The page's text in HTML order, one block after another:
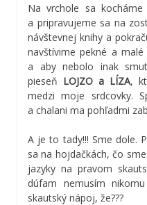
Na vrchole sa
a pripravujeme sa na
návštevnej knihy a
navštívime pekné a
a aby nebolo inak
pieseň LOJZO a LÍZA,
medzi moje srdcovky.
a chalani ma pohľadmi
A je to tady!!! Sme dole.
sa na hojdačkách, čo
jazyky na pravom
dúfam nemusím
skautský nápoj, že???